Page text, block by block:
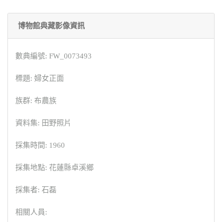
博物館典藏影像資訊
數典編號: FW_0073493
標題: 婦女正面
族群: 布農族
資料集: 田野照片
採集時間: 1960
採集地點: 花蓮縣卓溪鄉
採集者: 石磊
相關人員: